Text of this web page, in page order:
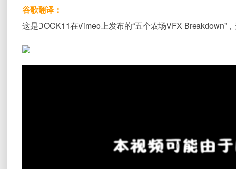
谷歌翻译：
这是DOCK11在Vimeo上发布的“五个农场VFX Breakdown”